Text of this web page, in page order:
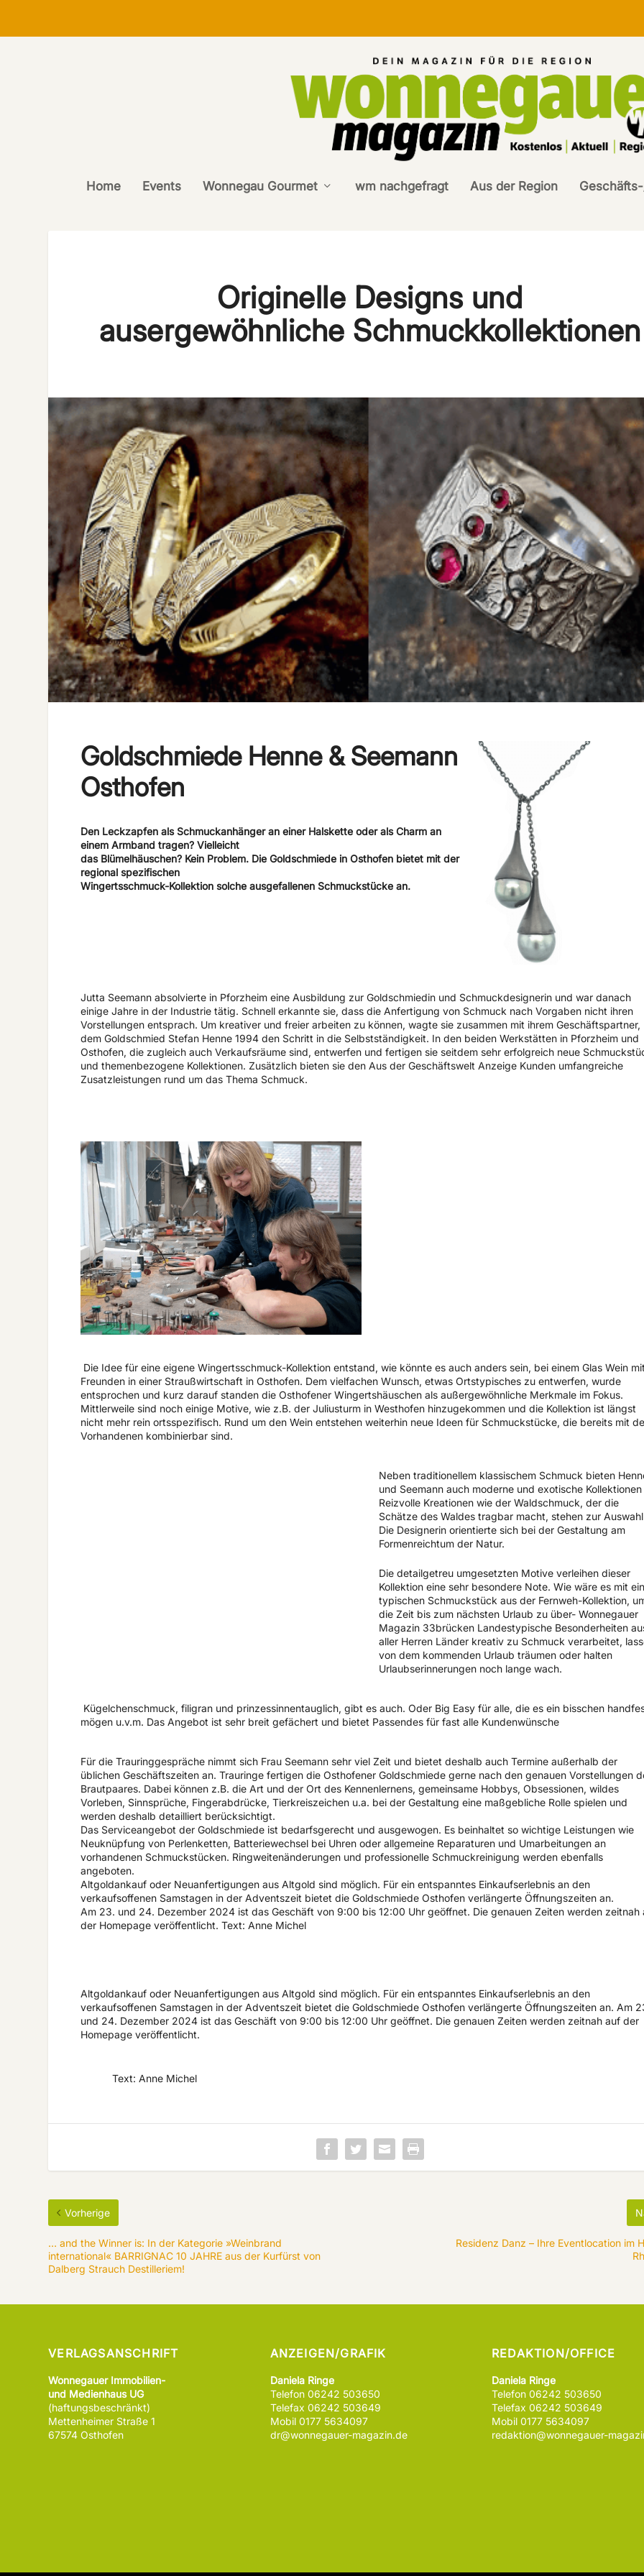
Home Events Wonnegau Gourmet wm nachgefragt Aus der Region
Originelle Designs und
ausergewöhnliche Schmuckkollektionen
Goldschmiede Henne & Seemann
Osthofen
Den Leckzapfen als Schmuckanhänger an einer Halskette oder als Charm an
einem Armband tragen? Vielleicht
das Blümelhäuschen? Kein Problem. Die Goldschmiede in Osthofen bietet mit der
regional spezifischen
Wingertsschmuck-Kollektion solche ausgefallenen Schmuckstücke an.
Jutta Seemann absolvierte in Pforzheim eine Ausbildung zur Goldschmiedin und Schmuckdesignerin und war danach
einige Jahre in der Industrie tätig. Schnell erkannte sie, dass die Anfertigung von Schmuck nach Vorgaben nicht ihren
Vorstellungen entsprach. Um kreativer und freier arbeiten zu können, wagte sie zusammen mit ihrem Geschäftspartner,
dem Goldschmied Stefan Henne 1994 den Schritt in die Selbstständigkeit. In den beiden Werkstätten in Pforzheim und
Osthofen, die zugleich auch Verkaufsräume sind, entwerfen und fertigen sie seitdem sehr erfolgreich neue
und themenbezogene Kollektionen. Zusätzlich bieten sie den Aus der Geschäftswelt Anzeige Kunden umfangreiche
Zusatzleistungen rund um das Thema Schmuck.
Die Idee für eine eigene Wingertsschmuck-Kollektion entstand, wie könnte es auch anders sein, bei einem Glas Wein
Freunden in einer Straußwirtschaft in Osthofen. Dem vielfachen Wunsch, etwas Ortstypisches zu entwerfen, wurde
entsprochen und kurz darauf standen die Osthofener Wingertshäuschen als außergewöhnliche Merkmale im Fokus.
Mittlerweile sind noch einige Motive, wie z.B. der Juliusturm in Westhofen hinzugekommen und die Kollektion ist längst
nicht mehr rein ortsspezifisch. Rund um den Wein entstehen weiterhin neue Ideen für Schmuckstücke, die bereits mit
Vorhandenen kombinierbar sind.
Neben traditionellem klassischem Schmuck bieten
und Seemann auch moderne und exotische Kollektionen
Reizvolle Kreationen wie der Waldschmuck, der die
Schätze des Waldes tragbar macht, stehen zur
Die Designerin orientierte sich bei der Gestaltung am
Formenreichtum der Natur.
Die detailgetreu umgesetzten Motive verleihen dieser
Kollektion eine sehr besondere Note. Wie wäre es mit
typischen Schmuckstück aus der Fernweh-Kollektion,
die Zeit bis zum nächsten Urlaub zu über- Wonnegauer
Magazin 33brücken Landestypische Besonderheiten
aller Herren Länder kreativ zu Schmuck verarbeitet,
von dem kommenden Urlaub träumen oder halten
Urlaubserinnerungen noch lange wach.
Kügelchenschmuck, filigran und prinzessinnentauglich, gibt es auch. Oder Big Easy für alle, die es ein bisschen
mögen u.v.m. Das Angebot ist sehr breit gefächert und bietet Passendes für fast alle Kundenwünsche
Für die Trauringgespräche nimmt sich Frau Seemann sehr viel Zeit und bietet deshalb auch Termine außerhalb der
üblichen Geschäftszeiten an. Trauringe fertigen die Osthofener Goldschmiede gerne nach den genauen Vorstellungen
Brautpaares. Dabei können z.B. die Art und der Ort des Kennenlernens, gemeinsame Hobbys, Obsessionen, wildes
Vorleben, Sinnsprüche, Fingerabdrücke, Tierkreiszeichen u.a. bei der Gestaltung eine maßgebliche Rolle spielen und
werden deshalb detailliert berücksichtigt.
Das Serviceangebot der Goldschmiede ist bedarfsgerecht und ausgewogen. Es beinhaltet so wichtige Leistungen wie
Neuknüpfung von Perlenketten, Batteriewechsel bei Uhren oder allgemeine Reparaturen und Umarbeitungen an
vorhandenen Schmuckstücken. Ringweitenänderungen und professionelle Schmuckreinigung werden ebenfalls
angeboten.
Altgoldankauf oder Neuanfertigungen aus Altgold sind möglich. Für ein entspanntes Einkaufserlebnis an den
verkaufsoffenen Samstagen in der Adventszeit bietet die Goldschmiede Osthofen verlängerte Öffnungszeiten an.
Am 23. und 24. Dezember 2024 ist das Geschäft von 9:00 bis 12:00 Uhr geöffnet. Die genauen Zeiten werden zeitnah
der Homepage veröffentlicht. Text: Anne Michel
Altgoldankauf oder Neuanfertigungen aus Altgold sind möglich. Für ein entspanntes Einkaufserlebnis an den
verkaufsoffenen Samstagen in der Adventszeit bietet die Goldschmiede Osthofen verlängerte Öffnungszeiten an. Am
und 24. Dezember 2024 ist das Geschäft von 9:00 bis 12:00 Uhr geöffnet. Die genauen Zeiten werden zeitnah auf der
Homepage veröffentlicht.
Text: Anne Michel
Vorherige
… and the Winner is: In der Kategorie »Weinbrand
international« BARRIGNAC 10 JAHRE aus der Kurfürst von
Dalberg Strauch Destilleriem!
Residenz Danz – Ihre Eventlocation im
VERLAGSANSCHRIFT
Wonnegauer Immobilien-
und Medienhaus UG
(haftungsbeschränkt)
Mettenheimer Straße 1
67574 Osthofen
ANZEIGEN/GRAFIK
Daniela Ringe
Telefon 06242 503650
Telefax 06242 503649
Mobil 0177 5634097
dr@wonnegauer-magazin.de
REDAKTION/OFFICE
Daniela Ringe
Telefon 06242 503650
Telefax 06242 503649
Mobil 0177 5634097
redaktion@wonnegauer-